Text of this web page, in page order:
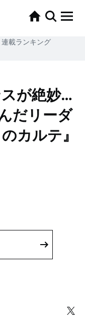
連載ランキング
が絶妙…
だリーダ
カルテ』